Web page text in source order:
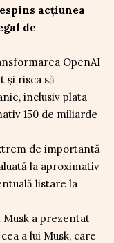
acțiunea
de
OpenAI
risca să
inclusiv plata
150 de miliarde
de importantă
la aproximativ
listare la
Musk a prezentat
a lui Musk, care